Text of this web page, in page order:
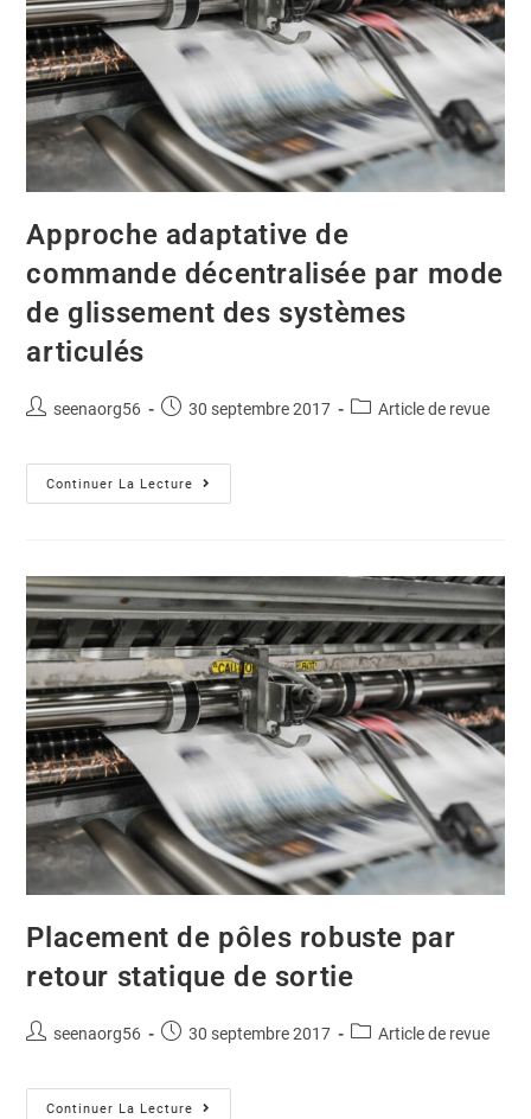
Approche adaptative de
commande décentralisée par mode
de glissement des systèmes
articulés
seenaorg56 30 septembre 2017 Article de revue
Continuer La Lecture
Placement de pôles robuste par
retour statique de sortie
seenaorg56 30 septembre 2017 Article de revue
Continuer La Lecture